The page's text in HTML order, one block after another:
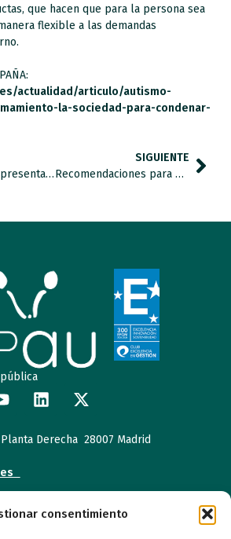
consentimiento
que hacen que para la persona sea
flexible a las demandas
actualidad/articulo/autismo-
la-sociedad-para-condenar-
El Comité de Representantes de Personas con Discapacidad ejercerá la acción popular en el crimen del joven con síndrome de Asperger
SIGUIENTE
Recomendaciones para promover el uso adecuado de pictogramas para la accesibilidad universal
Derecha 28007 Madrid